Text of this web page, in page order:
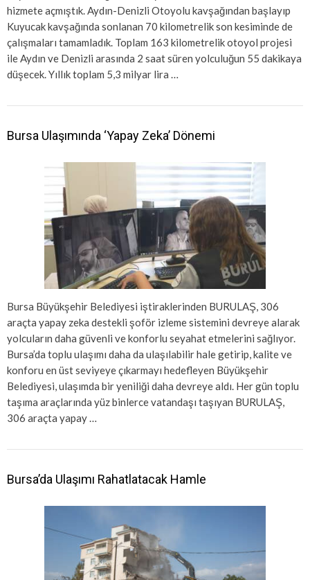
hizmete açmıştık. Aydın-Denizli Otoyolu kavşağından başlayıp
Kuyucak kavşağında sonlanan 70 kilometrelik son kesiminde de
çalışmaları tamamladık. Toplam 163 kilometrelik otoyol projesi
ile Aydın ve Denizli arasında 2 saat süren yolculuğun 55 dakikaya
düşecek. Yıllık toplam 5,3 milyar lira …
Bursa Ulaşımında ‘Yapay Zeka’ Dönemi
Bursa Büyükşehir Belediyesi iştiraklerinden BURULAŞ, 306
araçta yapay zeka destekli şoför izleme sistemini devreye alarak
yolcuların daha güvenli ve konforlu seyahat etmelerini sağlıyor.
Bursa’da toplu ulaşımı daha da ulaşılabilir hale getirip, kalite ve
konforu en üst seviyeye çıkarmayı hedefleyen Büyükşehir
Belediyesi, ulaşımda bir yeniliği daha devreye aldı. Her gün toplu
taşıma araçlarında yüz binlerce vatandaşı taşıyan BURULAŞ,
306 araçta yapay …
Bursa’da Ulaşımı Rahatlatacak Hamle